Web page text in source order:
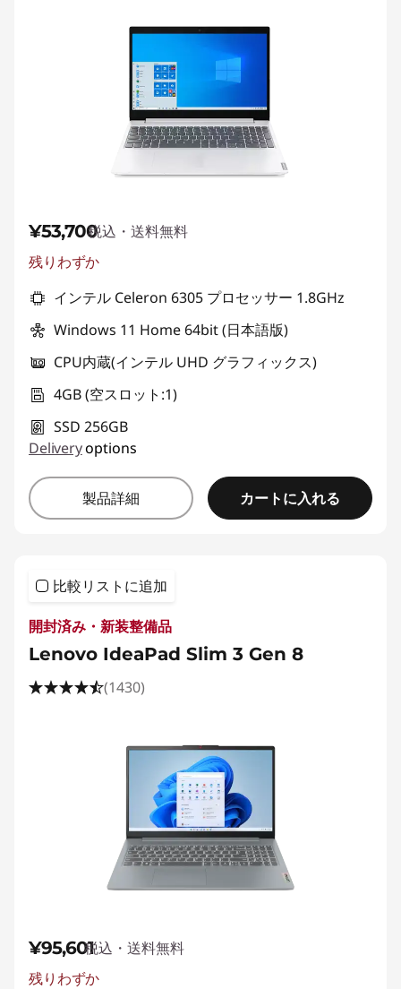
¥53,700税込・送料無料
残りわずか
インテル Celeron 6305 プロセッサー 1.8GHz
Windows 11 Home 64bit (日本語版)
CPU内蔵(インテル UHD グラフィックス)
4GB (空スロット:1)
SSD 256GB
Deliveryoptions
製品詳細 カートに入れる
比較リストに追加
開封済み・新装整備品
Lenovo IdeaPad Slim 3 Gen 8
(1430)
¥95,601税込・送料無料
特別割引 :
残りわずか